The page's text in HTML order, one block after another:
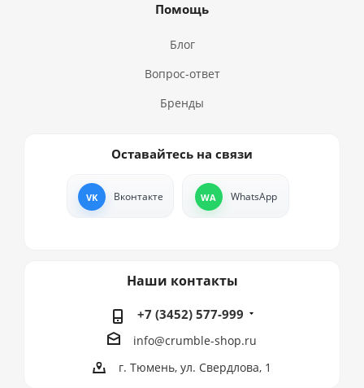
Помощь
Блог
Вопрос-ответ
Бренды
Оставайтесь на связи
Вконтакте WhatsApp
Наши контакты
+7 (3452) 577-999
info@crumble-shop.ru
г. Тюмень, ул. Свердлова, 1